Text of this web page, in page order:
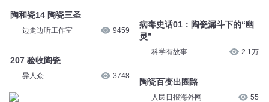
陶和瓷14 陶瓷三圣
边走边听工作室 9459
207 验收陶瓷
异人众 3748
病毒史话01：陶瓷漏斗下的“幽
灵”
科学有故事 2.1万
陶瓷百变出圈路
人民日报海外网 55